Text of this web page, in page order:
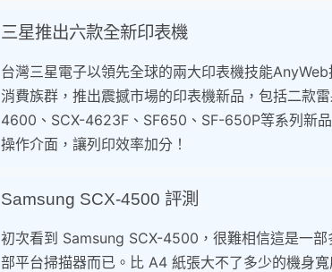
三星推出六款全新印表機
台灣三星電子以領先全球的兩大印表機技能
消費族群，推出震撼市場的印表機新品，包括二款
4600、SCX-4623F、SF650、SF-650P等系列新
操作介面，讓列印效率加分！
Samsung SCX-4500 評測
初次看到 Samsung SCX-4500，很難相信這是一
部平台掃描器而已。比 A4 紙張大不了多少的機身